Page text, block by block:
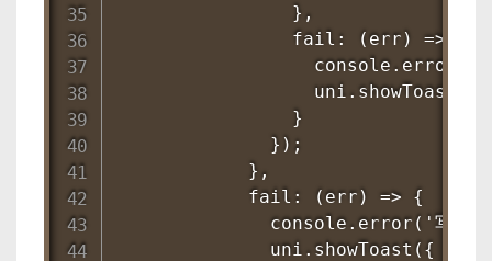
                },
                fail: (err) => {
console.error('保
uni.showToast({
                }
              });
            },
            fail: (err) => {
console.error('写入图
uni.showToast({